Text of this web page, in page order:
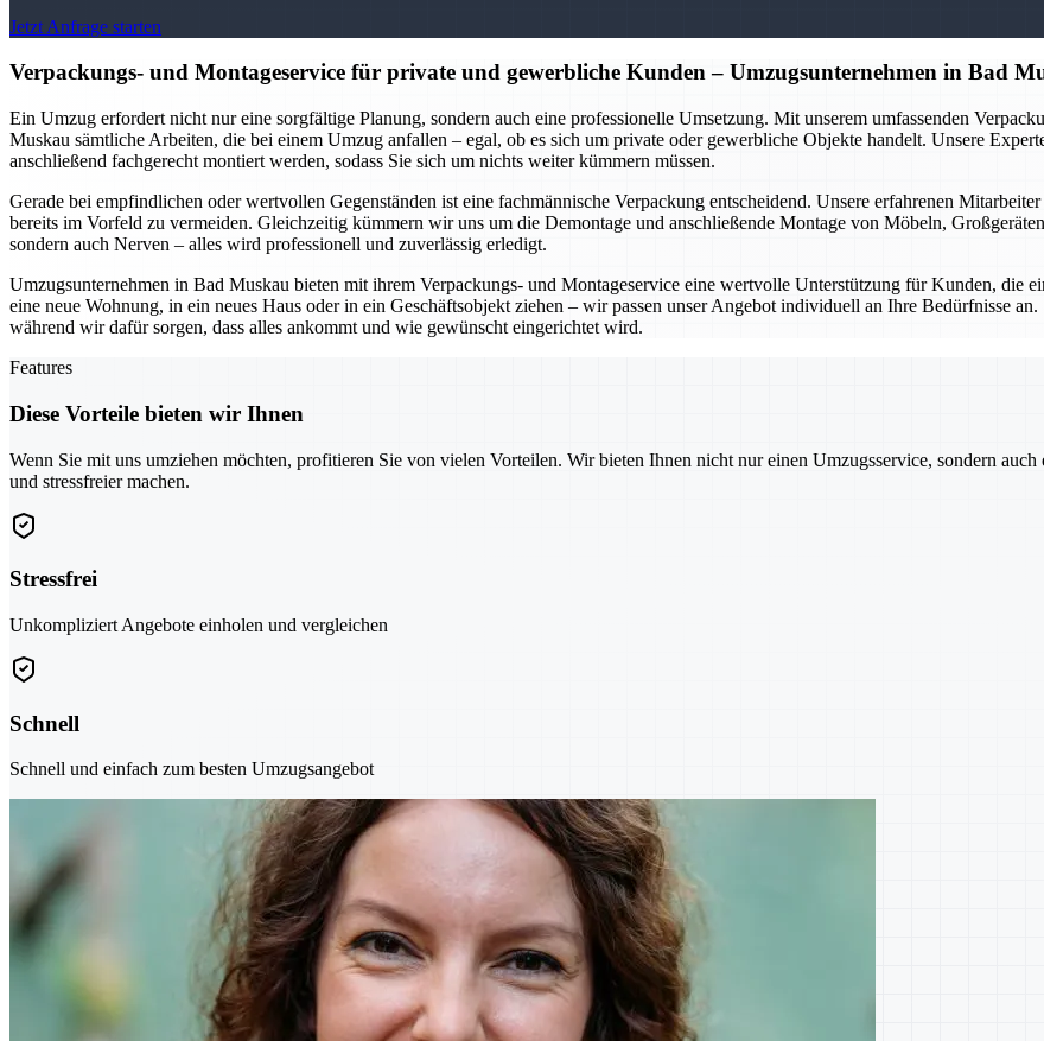
Jetzt Anfrage starten
Verpackungs- und Montageservice für private und gewerbliche Kunden – Umzugsunternehmen in Bad
Ein Umzug erfordert nicht nur eine sorgfältige Planung, sondern auch eine professionelle Umsetzung. Mit unserem umfassenden
Muskau sämtliche Arbeiten, die bei einem Umzug anfallen – egal, ob es sich um private oder gewerbliche Objekte handelt. Unsere
anschließend fachgerecht montiert werden, sodass Sie sich um nichts weiter kümmern müssen.
Gerade bei empfindlichen oder wertvollen Gegenständen ist eine fachmännische Verpackung entscheidend. Unsere erfahrenen
bereits im Vorfeld zu vermeiden. Gleichzeitig kümmern wir uns um die Demontage und anschließende Montage von Möbeln,
sondern auch Nerven – alles wird professionell und zuverlässig erledigt.
Umzugsunternehmen in Bad Muskau bieten mit ihrem Verpackungs- und Montageservice eine wertvolle Unterstützung für Kunden, die
eine neue Wohnung, in ein neues Haus oder in ein Geschäftsobjekt ziehen – wir passen unser Angebot individuell an Ihre Bedürfnisse
während wir dafür sorgen, dass alles ankommt und wie gewünscht eingerichtet wird.
Features
Diese Vorteile bieten wir Ihnen
Wenn Sie mit uns umziehen möchten, profitieren Sie von vielen Vorteilen. Wir bieten Ihnen nicht nur einen Umzugsservice, sondern
und stressfreier machen.
Stressfrei
Unkompliziert Angebote einholen und vergleichen
Schnell
Schnell und einfach zum besten Umzugsangebot